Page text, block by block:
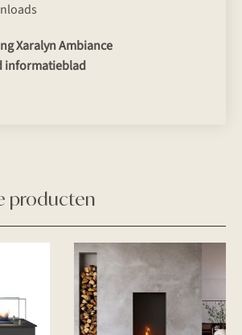
Xaralyn Ambiance
informatieblad
producten